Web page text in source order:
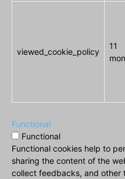
viewed_cookie_policy
11
Functional
Functional
Functional cookies help to
sharing the content of the
collect feedbacks, and other